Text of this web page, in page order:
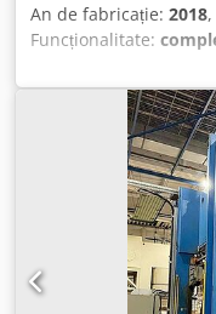
An de fabricație: 2018
Funcționalitate:
Lățime de lucru: 1000
Număr de niveluri: 3
realizată cu cilindru
pe nivel: 6 Cilindrii
Rruuodhsa Tip
6 kg/cm2 Număr de
Fiecare dispozitiv de
pneumatic Tip
dispozitiv de apăsare